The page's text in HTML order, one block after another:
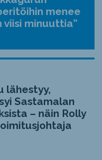
menee
viisi minuuttia”
lähestyy,
Sastamalan
– näin Rolly